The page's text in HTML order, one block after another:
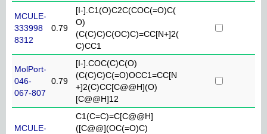
MCULE-
333998
8312
0.79
[I-].C1(O)C2C(COC(=O)C(
O)
(C(C)C)C(OC)C)=CC[N+]2(
C)CC1
MolPort-
046-
067-807
0.79
[I-].COC(C)C(O)
(C(C)C)C(=O)OCC1=CC[N
+]2(C)CC[C@@H](O)
[C@@H]12
MCULE-
C1(C=C)=C[C@@H]
([C@@](OC(=O)C)